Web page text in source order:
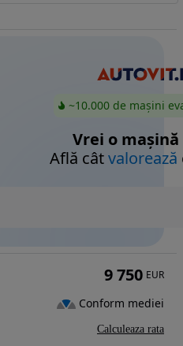
~10.000 de mașini
Vrei o mașină
Află câtvalorează
9 750 EUR
Conform mediei
Calculeaza rata